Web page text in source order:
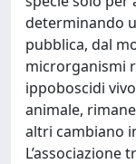
determinando
pubblica, dal
microrganismi
ippoboscidi
animale,
altri cambiano
L’associazione